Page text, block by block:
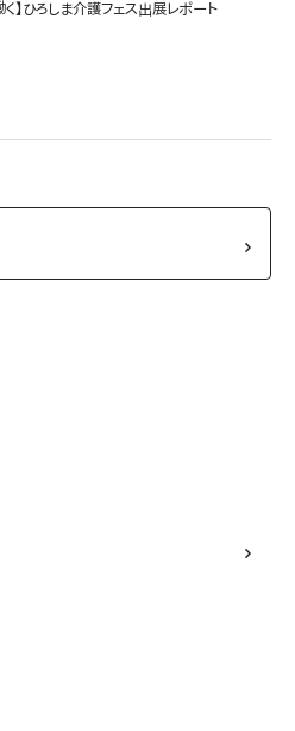
く】ひろしま介護フェス出展レポート